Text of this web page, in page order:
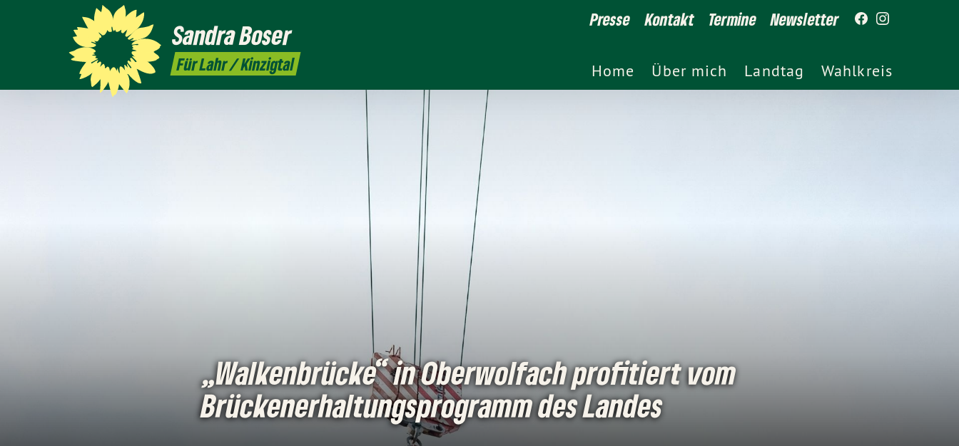
SandraBoser
Für Lahr / Kinzigtal
Presse Kontakt Termine Newsletter
Home Über mich Landtag Wahlkreis
„Walkenbrücke“ in Oberwolfach profitiert vom
Brückenerhaltungsprogramm des Landes